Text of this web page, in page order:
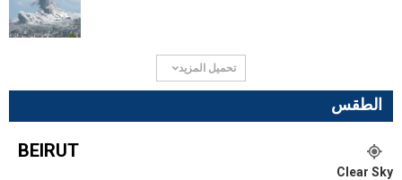
تحميل المزيد
الطقس
BEIRUT
Clear Sky